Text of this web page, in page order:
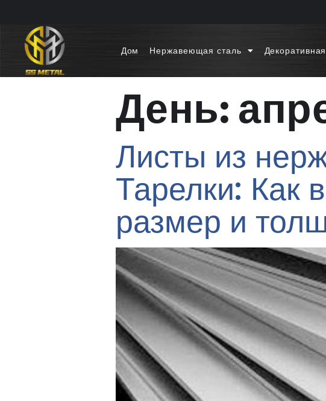
Дом Нержавеющая сталь
День:
Листы из
Тарелки: Как
размер и